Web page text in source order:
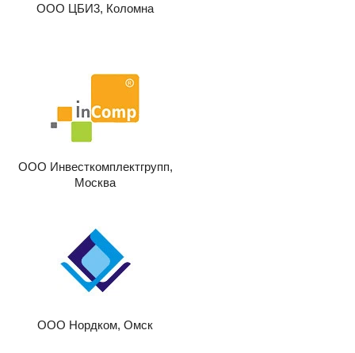
ООО ЦБИ3, Коломна
ООО Инвесткомплектгрупп,
Москва
ООО Нордком, Омск